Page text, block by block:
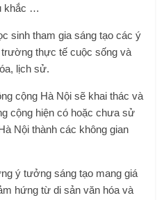
khắc …
sinh tham gia sáng tạo các ý
thực tế cuộc sống và
lịch sử.
cộng Hà Nội sẽ khai thác và
cộng hiện có hoặc chưa sử
Nội thành các không gian
ý tưởng sáng tạo mang giá
hứng từ di sản văn hóa và